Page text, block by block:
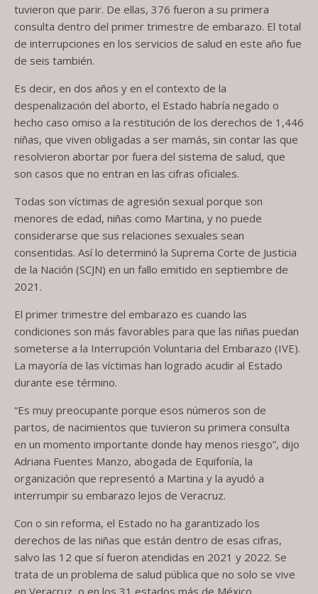
tuvieron que parir. De ellas, 376 fueron a su primera
consulta dentro del primer trimestre de embarazo. El total
de interrupciones en los servicios de salud en este año fue
de seis también.
Es decir, en dos años y en el contexto de la
despenalización del aborto, el Estado habría negado o
hecho caso omiso a la restitución de los derechos de 1,446
niñas, que viven obligadas a ser mamás, sin contar las que
resolvieron abortar por fuera del sistema de salud, que
son casos que no entran en las cifras oficiales.
Todas son víctimas de agresión sexual porque son
menores de edad, niñas como Martina, y no puede
considerarse que sus relaciones sexuales sean
consentidas. Así lo determinó la Suprema Corte de Justicia
de la Nación (SCJN) en un fallo emitido en septiembre de
2021.
El primer trimestre del embarazo es cuando las
condiciones son más favorables para que las niñas puedan
someterse a la Interrupción Voluntaria del Embarazo (IVE).
La mayoría de las víctimas han logrado acudir al Estado
durante ese término.
“Es muy preocupante porque esos números son de
partos, de nacimientos que tuvieron su primera consulta
en un momento importante donde hay menos riesgo”, dijo
Adriana Fuentes Manzo, abogada de Equifonía, la
organización que representó a Martina y la ayudó a
interrumpir su embarazo lejos de Veracruz.
Con o sin reforma, el Estado no ha garantizado los
derechos de las niñas que están dentro de esas cifras,
salvo las 12 que sí fueron atendidas en 2021 y 2022. Se
trata de un problema de salud pública que no solo se vive
en Veracruz, o en los 31 estados más de México.